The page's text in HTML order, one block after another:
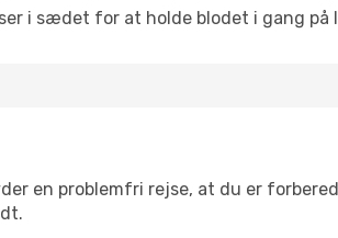
i sædet for at holde blodet i gang på
en problemfri rejse, at du er